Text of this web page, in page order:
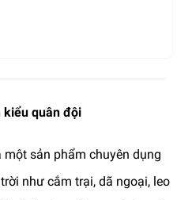
kiểu quân đội
sản phẩm chuyên dụng
như cắm trại, dã ngoại, leo